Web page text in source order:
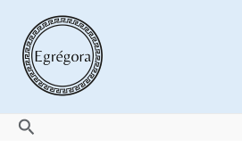
content
Search